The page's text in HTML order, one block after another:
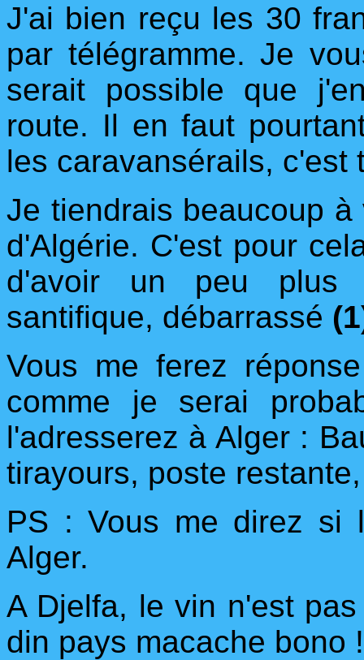
J'ai bien reçu les 30
par télégramme. Je
serait possible que
route. Il en faut
les caravansérails, c'est
Je tiendrais beaucoup
d'Algérie. C'est pour
d'avoir un peu plus
santifique, débarrassé
Vous me ferez
comme je serai
l'adresserez à Alger :
tirayours, poste
PS : Vous me direz si
Alger.
A Djelfa, le vin n'est
din pays macache bono !